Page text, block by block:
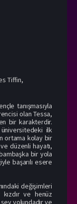
Tiffin,
tanışmasıyla
olan Tessa,
bir karakterdir.
ilk
ortama kolay bir
düzenli hayatı,
bir yola
başarılı esere
değişimleri
kızdır ve henüz
yolundadır ve